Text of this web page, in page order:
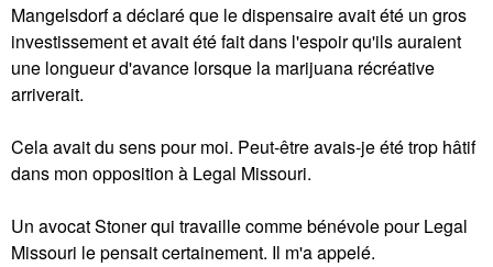
Mangelsdorf a déclaré que le dispensaire avait été un gros
investissement et avait été fait dans l'espoir qu'ils auraient
une longueur d'avance lorsque la marijuana récréative
arriverait.
Cela avait du sens pour moi. Peut-être avais-je été trop hâtif
dans mon opposition à Legal Missouri.
Un avocat Stoner qui travaille comme bénévole pour Legal
Missouri le pensait certainement. Il m'a appelé.